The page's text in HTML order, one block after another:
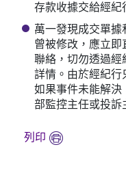
存款收據交給經紀
萬一發現成交單
曾被修改，應立
聯絡，切勿透過經
詳情。由於經紀行
如果事件未能解決
部監控主任或投訴
列印